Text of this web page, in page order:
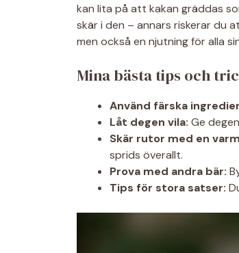
kan lita på att kakan gräddas
skär i den – annars riskerar du
men också en njutning för alla
Mina bästa tips och
Använd färska
Låt degen vila: Ge
Skär rutor med en
sprids överallt.
Prova med andra bär:
Tips för stora satser: